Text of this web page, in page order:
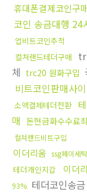
휴대폰결제코인구
코인 송금대행 24
업비트코인추적
컬쳐랜드테더구매
체 trc20 원화구입
비트코인판매사
소액결제테더전환
매 돈현금화수수료
컬쳐랜드비트구입
이더리움 ssg페이세탁
테더개인지갑 이더
93% 테더코인송금